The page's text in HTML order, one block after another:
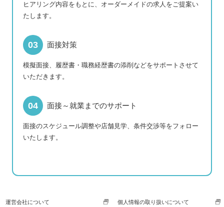
ヒアリング内容をもとに、オーダーメイドの求人をご提案い
たします。
面接対策
模擬面接、履歴書・職務経歴書の添削などをサポートさせて
いただきます。
面接～就業までのサポート
面接のスケジュール調整や店舗見学、条件交渉等をフォロー
いたします。
運営会社について 個人情報の取り扱いについて